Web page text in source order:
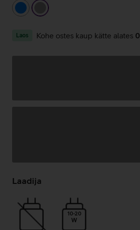
sinine
hall
Laos Kohe ostes kaup kätte alates
laadimine
Laadija
10-20
W